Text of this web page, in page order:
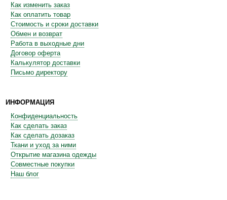
Как изменить заказ
Как оплатить товар
Стоимость и сроки доставки
Обмен и возврат
Работа в выходные дни
Договор оферта
Калькулятор доставки
Письмо директору
ИНФОРМАЦИЯ
Конфиденциальность
Как сделать заказ
Как сделать дозаказ
Ткани и уход за ними
Открытие магазина одежды
Совместные покупки
Наш блог